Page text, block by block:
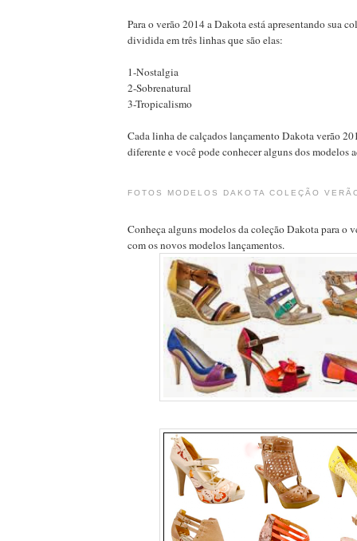
Para o verão 2014 a Dakota está apresentando sua
dividida em três linhas que são elas:
1-Nostalgia
2-Sobrenatural
3-Tropicalismo
Cada linha de calçados lançamento Dakota verão
diferente e você pode conhecer alguns dos modelos
FOTOS MODELOS DAKOTA COLEÇÃO
Conheça alguns modelos da coleção Dakota para o
com os novos modelos lançamentos.